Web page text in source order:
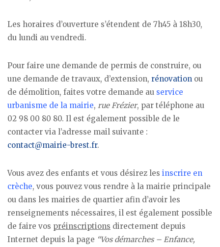
Les horaires d’ouverture s’étendent de 7h45 à 18h30,
du lundi au vendredi.
Pour faire une demande de permis de construire, ou
une demande de travaux, d’extension, rénovation ou
de démolition, faites votre demande au service
urbanisme de la mairie, rue Frézier, par téléphone au
02 98 00 80 80. Il est également possible de le
contacter via l’adresse mail suivante :
contact@mairie-brest.fr.
Vous avez des enfants et vous désirez les inscrire en
crèche, vous pouvez vous rendre à la mairie principale
ou dans les mairies de quartier afin d’avoir les
renseignements nécessaires, il est également possible
de faire vos préinscriptions directement depuis
Internet depuis la page “Vos démarches – Enfance,